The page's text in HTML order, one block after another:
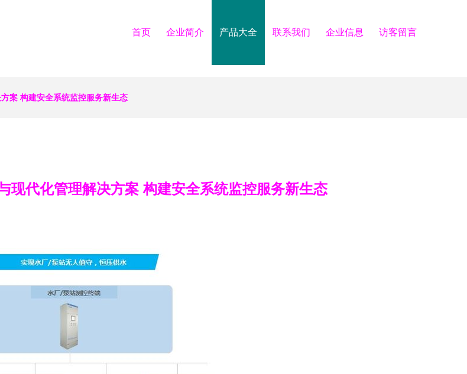
首页 企业简介 产品大全 联系我们 企业信息 访客留言
案 构建安全系统监控服务新生态
现代化管理解决方案 构建安全系统监控服务新生态